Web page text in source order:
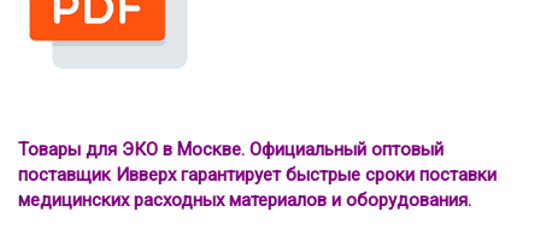
Товары для ЭКО в Москве. Официальный оптовый
поставщик Ивверх гарантирует быстрые сроки поставки
медицинских расходных материалов и оборудования.